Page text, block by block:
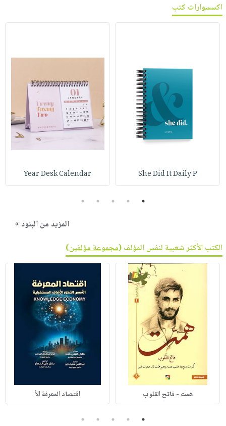
اكسسوارات كتب
She Did It Daily P
Year Desk Calendar
1
2
3
4
5
المزيد من البنود »
الكتب الأكثر شعبية لنفس المؤلف (مجموعة مؤلفين)
همت - فاتح القلوب اقتصاد المعرفة الأ
1
2
3
4
5